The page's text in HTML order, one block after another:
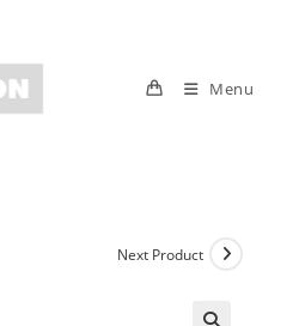
Menu
Next Product